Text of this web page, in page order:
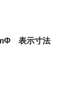
表示寸法